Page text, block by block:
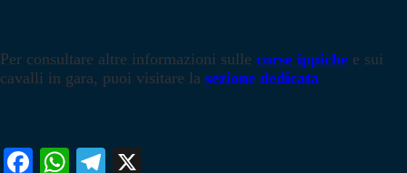
Per consultare altre informazioni sulle corse ippiche e sui
cavalli in gara, puoi visitare la sezione dedicata
Fa W
Te